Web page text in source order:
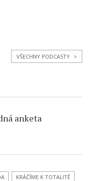
VŠECHNY PODCASTY >
anketa
KRÁČÍME K TOTALITĚ